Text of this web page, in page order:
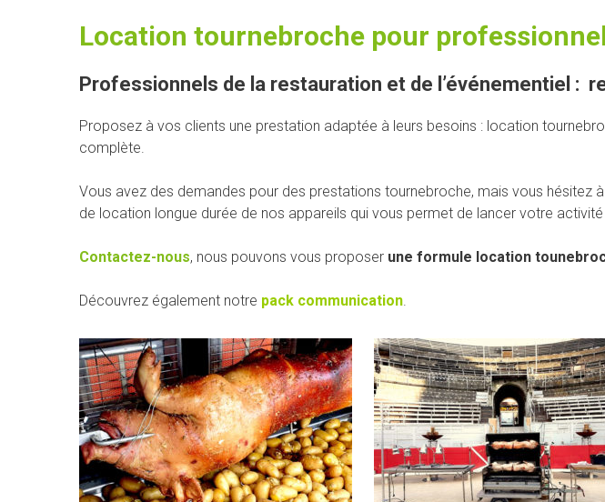
Location tournebroche pour
Professionnels de la restauration et de l’événementiel :
Proposez à vos clients une prestation adaptée à leurs besoins : location
complète.
Vous avez des demandes pour des prestations tournebroche, mais vous hésitez
de location longue durée de nos appareils qui vous permet de lancer votre
Contactez-nous, nous pouvons vous proposer une formule location
Découvrez également notre pack communication.